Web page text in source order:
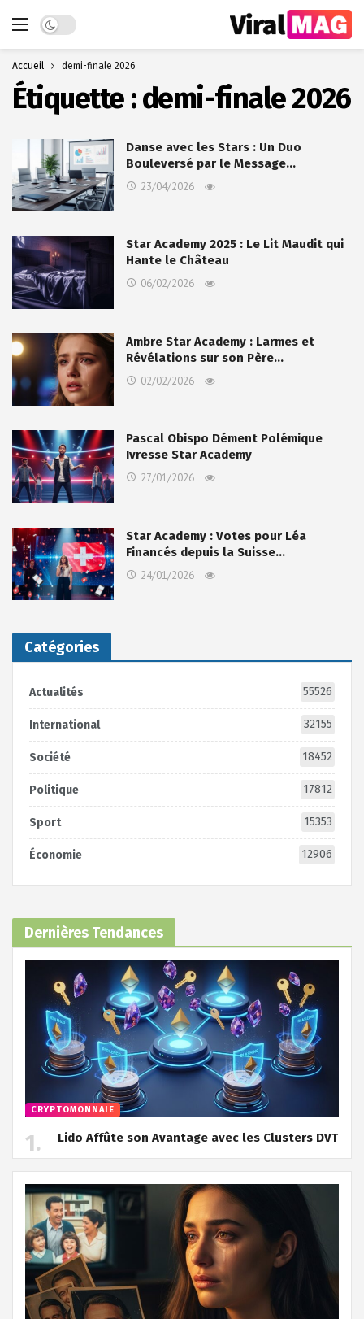
Dark mode
Accueil demi-finale 2026
Étiquette :demi-finale 2026
Danse avec les Stars : Un Duo
Bouleversé par le Message…
23/04/2026
Star Academy 2025 : Le Lit Maudit qui
Hante le Château
06/02/2026
Ambre Star Academy : Larmes et
Révélations sur son Père…
02/02/2026
Pascal Obispo Dément Polémique
Ivresse Star Academy
27/01/2026
Star Academy : Votes pour Léa
Financés depuis la Suisse…
24/01/2026
Catégories
Actualités 55526
International 32155
Société 18452
Politique 17812
Sport 15353
Économie 12906
Dernières Tendances
CRYPTOMONNAIE
Lido Affûte son Avantage avec les Clusters DVT